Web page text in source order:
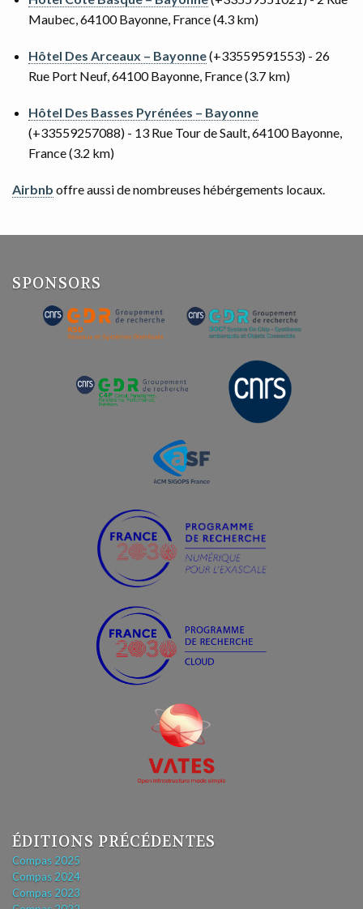
Maubec, 64100 Bayonne, France (4.3 km)
Hôtel Des Arceaux – Bayonne(+33559591553) - 26
Rue Port Neuf, 64100 Bayonne, France (3.7 km)
Hôtel Des Basses Pyrénées – Bayonne
(+33559257088) - 13 Rue Tour de Sault, 64100 Bayonne,
France (3.2 km)
Airbnb offre aussi de nombreuses hébérgements locaux.
SPONSORS
ÉDITIONS PRÉCÉDENTES
Compas 2025
Compas 2024
Compas 2023